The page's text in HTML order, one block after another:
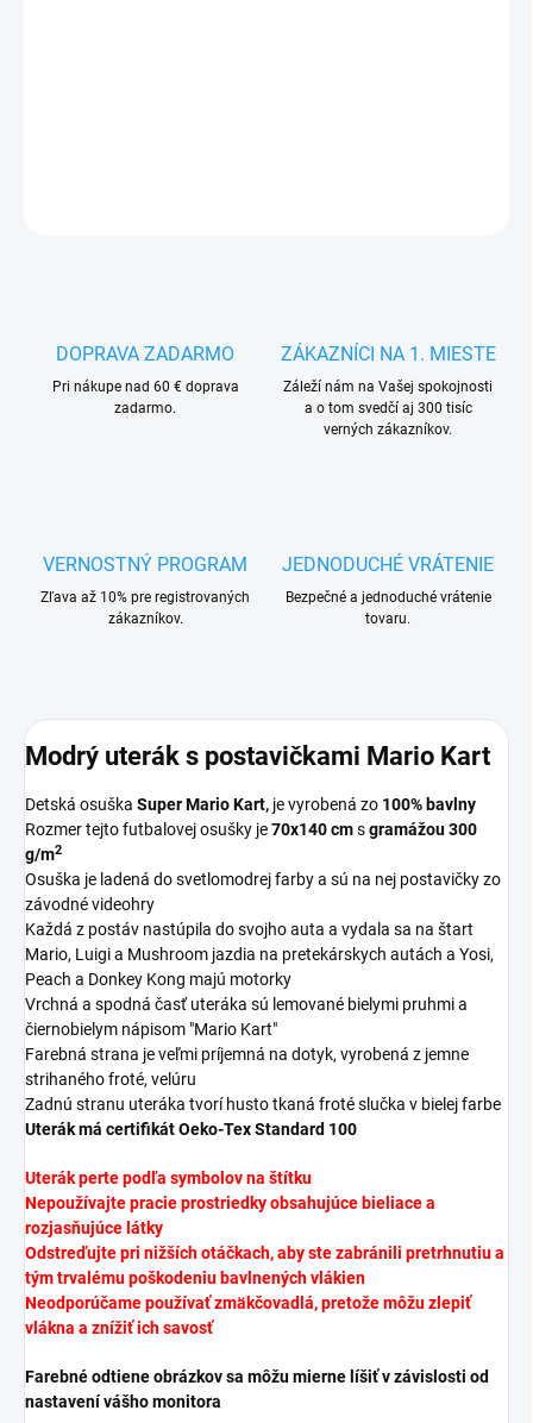
DOPRAVA ZADARMO
Pri nákupe nad 60 € doprava
zadarmo.
ZÁKAZNÍCI NA 1. MIESTE
Záleží nám na Vašej spokojnosti
a o tom svedčí aj 300 tisíc
verných zákazníkov.
VERNOSTNÝ PROGRAM
Zľava až 10% pre registrovaných
zákazníkov.
JEDNODUCHÉ VRÁTENIE
Bezpečné a jednoduché vrátenie
tovaru.
Modrý uterák s postavičkami Mario Kart
Detská osuška Super Mario Kart, je vyrobená zo 100% bavlny
Rozmer tejto futbalovej osušky je70x140 cmsgramážou 300
g/m2
Osuška je ladená do svetlomodrej farby a sú na nej postavičky zo
závodné videohry
Každá z postáv nastúpila do svojho auta a vydala sa na štart
Mario, Luigi a Mushroom jazdia na pretekárskych autách a Yosi,
Peach a Donkey Kong majú motorky
Vrchná a spodná časť uteráka sú lemované bielymi pruhmi a
čiernobielym nápisom "Mario Kart"
Farebná strana je veľmi príjemná na dotyk, vyrobená z jemne
strihaného froté, velúru
Zadnú stranu uteráka tvorí husto tkaná froté slučka v bielej farbe
Uterák má certifikát Oeko-Tex Standard 100
Uterák perte podľa symbolov na štítku
Nepoužívajte pracie prostriedky obsahujúce bieliace a
rozjasňujúce látky
Odstreďujte pri nižších otáčkach, aby ste zabránili pretrhnutiu a
tým trvalému poškodeniu bavlnených vlákien
Neodporúčame používať zmäkčovadlá, pretože môžu zlepiť
vlákna a znížiť ich savosť
Farebné odtiene obrázkov sa môžu mierne líšiť v závislosti od
nastavení vášho monitora